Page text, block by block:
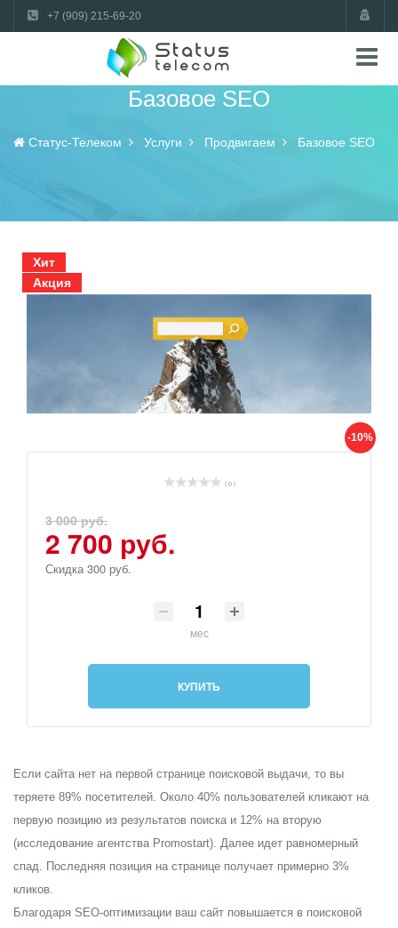
+7 (909) 215-69-20
Базовое SEO
Статус-Телеком Услуги Продвигаем Базовое SEO
Хит
Акция
-10%
( 0 )
3 000 руб.
2 700 руб.
Скидка 300 руб.
мес
КУПИТЬ
Если сайта нет на первой странице поисковой выдачи, то вы
теряете 89% посетителей. Около 40% пользователей кликают на
первую позицию из результатов поиска и 12% на вторую
(исследование агентства Promostart). Далее идет равномерный
спад. Последняя позиция на странице получает примерно 3%
кликов.
Благодаря SEO-оптимизации ваш сайт повышается в поисковой